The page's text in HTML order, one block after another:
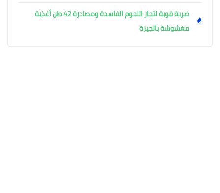
ضربة قوية لتجار اللحوم الفاسدة ومصادرة 42 طن أغذية
مغشوشة بالجيزة